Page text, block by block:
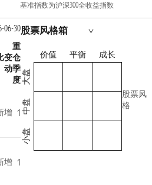
基准指数为沪深300全收益指数
06-30
变
动
重
仓
季
度
增 1
增 1
股票风格箱
价值 平衡 成长
大盘
中盘
小盘
股票风
格